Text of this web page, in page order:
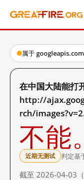
属于 googleapis.com
在中国大陆能打
http://
rch/
不能。
近期无测试 判定基
截至 2026-04-03